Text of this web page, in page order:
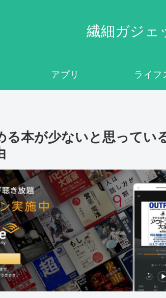
繊細ガジェ
アプリ ライフ
本が少ないと思ってい